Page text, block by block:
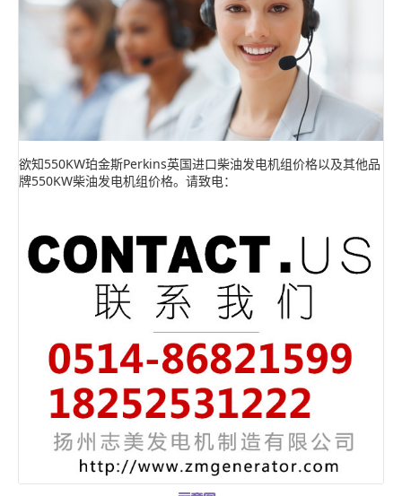
欲知550KW珀金斯Perkins英国进口柴油发电机组价格以及其他品
牌550KW柴油发电机组价格。请致电：